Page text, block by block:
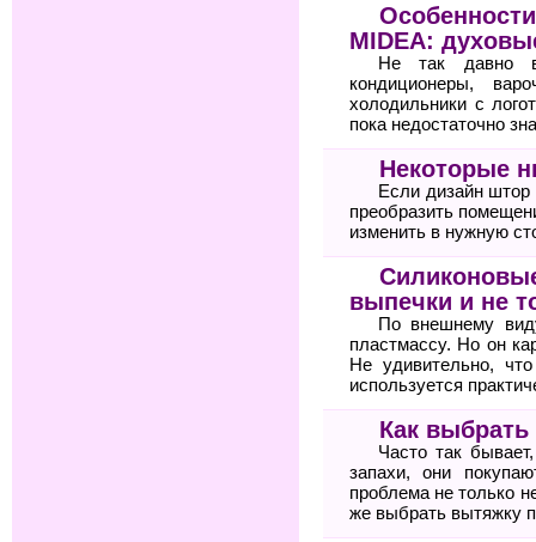
MIDEA:
Не так давно в
кондиционеры,
холодильники с
пока недостаточно
Некоторые
Если дизайн штор
преобразить
изменить в нужную
выпечки и не
По внешнему
пластмассу. Но он
Не удивительно,
используется
Как
Часто так
запахи, они
проблема не только
же выбрать вытяжку